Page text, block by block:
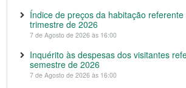
Índice de preços da habitação
trimestre de 2026
7 de Agosto de 2026 às 16:00
Inquérito às despesas dos visitantes
semestre de 2026
7 de Agosto de 2026 às 16:00